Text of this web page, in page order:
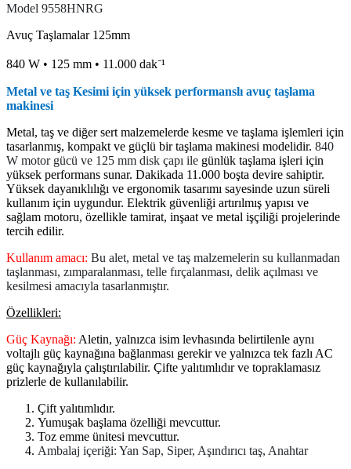
Model 9558HNRG
Avuç Taşlamalar 125mm
840 W • 125 mm • 11.000 dak⁻¹
Metal ve taş Kesimi için yüksek performanslı avuç taşlama
makinesi
Metal, taş ve diğer sert malzemelerde kesme ve taşlama işlemleri için
tasarlanmış, kompakt ve güçlü bir taşlama makinesi modelidir. 840
W motor gücü ve 125 mm disk çapı ile günlük taşlama işleri için
yüksek performans sunar. Dakikada 11.000 boşta devire sahiptir.
Yüksek dayanıklılığı ve ergonomik tasarımı sayesinde uzun süreli
kullanım için uygundur. Elektrik güvenliği artırılmış yapısı ve
sağlam motoru, özellikle tamirat, inşaat ve metal işçiliği projelerinde
tercih edilir.
Kullanım amacı: Bu alet, metal ve taş malzemelerin su kullanmadan
taşlanması, zımparalanması, telle fırçalanması, delik açılması ve
kesilmesi amacıyla tasarlanmıştır.
Özellikleri:
Güç Kaynağı: Aletin, yalnızca isim levhasında belirtilenle aynı
voltajlı güç kaynağına bağlanması gerekir ve yalnızca tek fazlı AC
güç kaynağıyla çalıştırılabilir. Çifte yalıtımlıdır ve topraklamasız
prizlerle de kullanılabilir.
Çift yalıtımlıdır.
Yumuşak başlama özelliği mevcuttur.
Toz emme ünitesi mevcuttur.
Ambalaj içeriği: Yan Sap, Siper, Aşındırıcı taş, Anahtar